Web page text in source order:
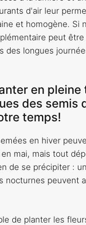
d'air leur
et homogène. Si
peut
des longues
en pleine
des semis
temps!
en hiver
mai, mais tout
de se précipiter :
nocturnes peuvent
de planter les